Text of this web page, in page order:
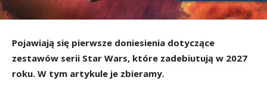
Pojawiają się pierwsze doniesienia dotyczące
zestawów serii Star Wars, które zadebiutują w 2027
roku. W tym artykule je zbieramy.